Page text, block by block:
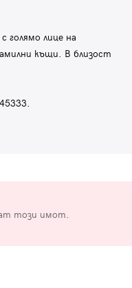
голямо лице на
къщи. В близост
този имот.